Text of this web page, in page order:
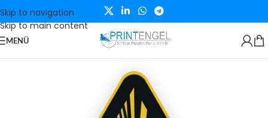
Skip to navigation
Skip to main content
MENÜ